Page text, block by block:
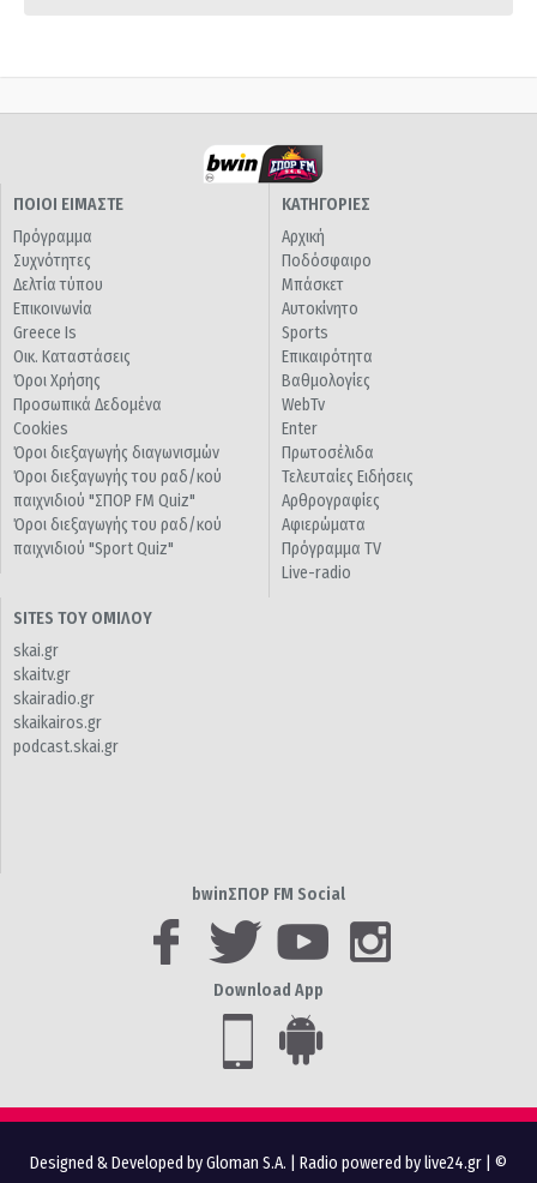
ΠΟΙΟΙ ΕΙΜΑΣΤΕ
Πρόγραμμα
Συχνότητες
Δελτία τύπου
Επικοινωνία
Greece Is
Οικ. Καταστάσεις
Όροι Χρήσης
Προσωπικά Δεδομένα
Cookies
Όροι διεξαγωγής διαγωνισμών
Όροι διεξαγωγής του ραδ/κού
παιχνιδιού "ΣΠΟΡ FM Quiz"
Όροι διεξαγωγής του ραδ/κού
παιχνιδιού "Sport Quiz"
ΚΑΤΗΓΟΡΙΕΣ
Αρχική
Ποδόσφαιρο
Μπάσκετ
Αυτοκίνητο
Sports
Επικαιρότητα
Βαθμολογίες
WebTv
Enter
Πρωτοσέλιδα
Τελευταίες Ειδήσεις
Αρθρογραφίες
Αφιερώματα
Πρόγραμμα TV
Live-radio
SITES ΤΟΥ ΟΜΙΛΟΥ
skai.gr
skaitv.gr
skairadio.gr
skaikairos.gr
podcast.skai.gr
bwinΣΠΟΡ FM Social
Download App
Designed & Developed by Gloman S.A. Radio powered by live24.gr | ©